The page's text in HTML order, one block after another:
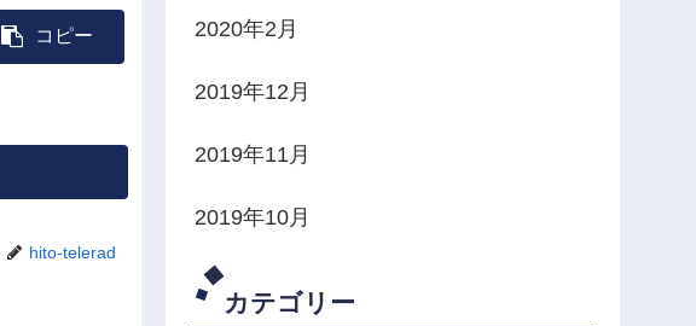
コピー
hito-telerad
2020年2月
2019年12月
2019年11月
2019年10月
カテゴリー